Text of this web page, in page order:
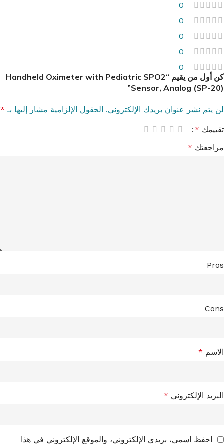
0
0
0
0
0
كن أول من يقيم “Handheld Oximeter with Pediatric SPO2
Sensor, Analog (SP-20)”
لن يتم نشر عنوان بريدك الإلكتروني. الحقول الإلزامية مشار إليها بـ *
تقييمك *
مراجعتك *
Pros
Cons
الاسم *
البريد الإلكتروني *
احفظ اسمي، بريدي الإلكتروني، والموقع الإلكتروني في هذا